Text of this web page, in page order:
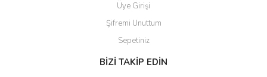
Üye Girişi
Şifremi Unuttum
Sepetiniz
BİZİ TAKİP EDİN